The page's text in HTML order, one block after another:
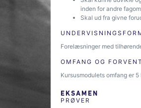
inden for andre
Skal ud fra givne
Forelæsninger med
OMFANG OG
Kursusmodulets omfang er
EKSAMEN
PRØVER